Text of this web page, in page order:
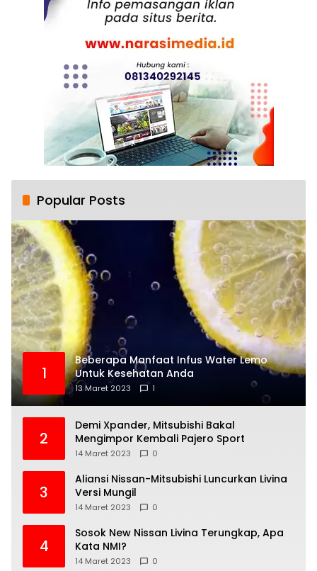
Popular Posts
1
Beberapa Manfaat Infus Water Lemo
Untuk Kesehatan Anda
13 Maret 2023 1
2
Demi Xpander, Mitsubishi Bakal
Mengimpor Kembali Pajero Sport
14 Maret 2023 0
3
Aliansi Nissan-Mitsubishi Luncurkan Livina
Versi Mungil
14 Maret 2023 0
4
Sosok New Nissan Livina Terungkap, Apa
Kata NMI?
14 Maret 2023 0